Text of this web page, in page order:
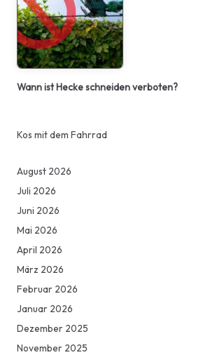
Wann ist Hecke schneiden verboten?
Kos mit dem Fahrrad
August 2026
Juli 2026
Juni 2026
Mai 2026
April 2026
März 2026
Februar 2026
Januar 2026
Dezember 2025
November 2025